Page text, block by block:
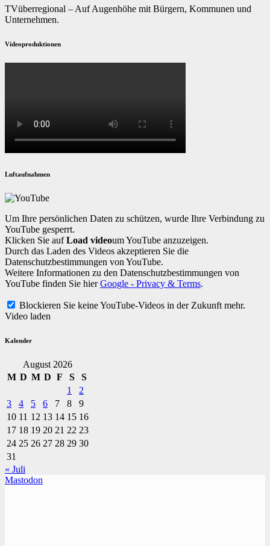
TVüberregional – Auf Augenhöhe mit Bürgern, Kommunen und
Unternehmen.
Videoproduktionen
Luftaufnahmen
Um Ihre persönlichen Daten zu schützen, wurde Ihre Verbindung zu
YouTube gesperrt.
Klicken Sie aufLoad videoum YouTube anzuzeigen.
Durch das Laden des Videos akzeptieren Sie die
Datenschutzbestimmungen von YouTube.
Weitere Informationen zu den Datenschutzbestimmungen von
YouTube finden Sie hierGoogle - Privacy & Terms.
Blockieren Sie keine YouTube-Videos in der Zukunft mehr.
Video laden
Kalender
August 2026
M D M D F S
S
1
2
3
4 5 6 7 8
9
10 11 12 13 14 15 16
17 18 19 20 21 22 23
24 25 26 27 28 29 30
31
« Juli
Mastodon